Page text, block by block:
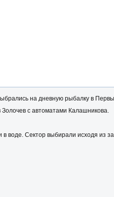
на дневную рыбалку в
с автоматами Калашникова.
воде. Сектор выбирали исходя из